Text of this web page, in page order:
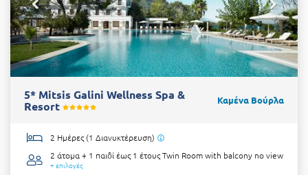
5* Mitsis Galini Wellness Spa &
Resort
Καμένα Βούρλα
2 Ημέρες (1 Διανυκτέρευση)
2 άτομα + 1 παιδί έως 1 έτουςTwin Room with balcony no view
+ επιλογές